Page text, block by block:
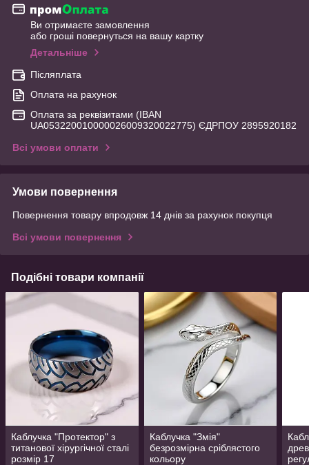
Ви отримаєте замовлення
або гроші повернуться на вашу картку
Детальніше
Післяплата
Оплата на рахунок
Оплата за реквізитами (IBAN
UA053220010000026009320022775) ЄДРПОУ 2895920182
Всі умови оплати
Умови повернення
Повернення товару впродовж 14 днів за рахунок покупця
Всі умови повернення
Подібні товари компанії
Каблучка "Протектор" з
титанової хірургічної сталі
розмір 17
Каблучка "Змія"
безрозмірна сріблястого
кольору